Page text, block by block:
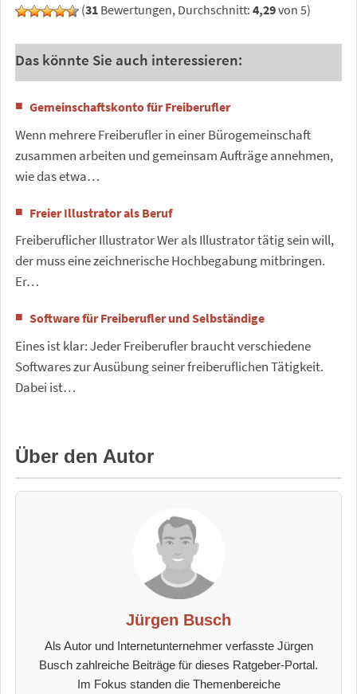
(31 Bewertungen, Durchschnitt: 4,29von 5)
Das könnte Sie auch interessieren:
Gemeinschaftskonto für Freiberufler
Wenn mehrere Freiberufler in einer Bürogemeinschaft
zusammen arbeiten und gemeinsam Aufträge annehmen,
wie das etwa…
Freier Illustrator als Beruf
Freiberuflicher Illustrator Wer als Illustrator tätig sein will,
der muss eine zeichnerische Hochbegabung mitbringen.
Er…
Software für Freiberufler und Selbständige
Eines ist klar: Jeder Freiberufler braucht verschiedene
Softwares zur Ausübung seiner freiberuflichen Tätigkeit.
Dabei ist…
Über den Autor
Jürgen Busch
Als Autor und Internetunternehmer verfasste Jürgen
Busch zahlreiche Beiträge für dieses Ratgeber-Portal.
Im Fokus standen die Themenbereiche